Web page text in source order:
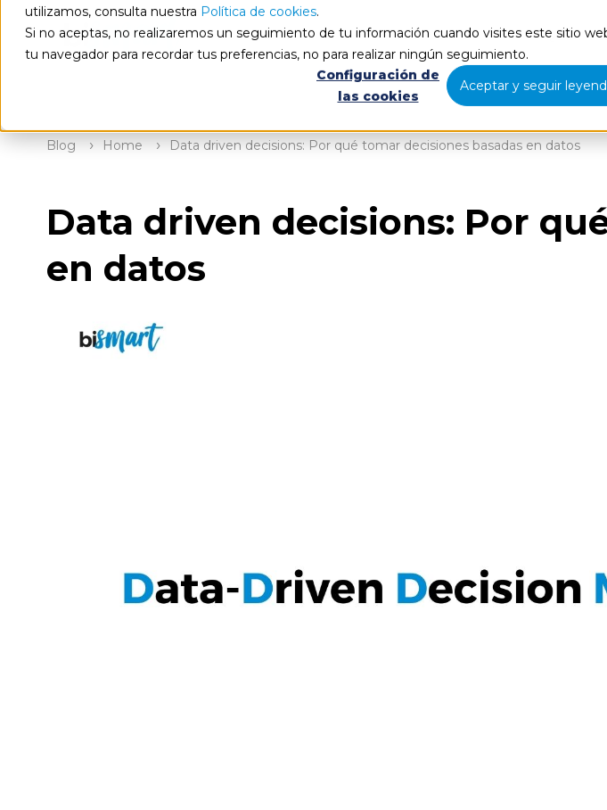
utilizamos, consulta nuestra Política de cookies.
Si no aceptas, no realizaremos un seguimiento de tu información cuando visites este sitio
tu navegador para recordar tus preferencias, no para realizar ningún seguimiento.
Configuración de
las cookies
Aceptar y seguir
Qué
Blog Home Data driven decisions: Por qué tomar decisiones basadas en datos
Data driven decisions: Por
en datos